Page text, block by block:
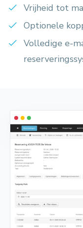
Vrijheid tot
Optionele
Volledige e-